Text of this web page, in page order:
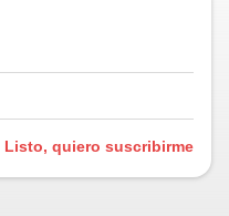
Listo, quiero suscribirme